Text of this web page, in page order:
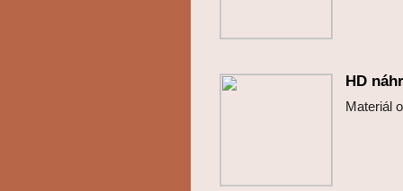
HD
Materiál